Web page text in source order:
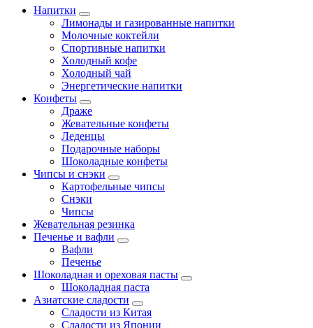
Напитки
Лимонады и газированные напитки
Молочные коктейли
Спортивные напитки
Холодный кофе
Холодный чай
Энергетические напитки
Конфеты
Драже
Жевательные конфеты
Леденцы
Подарочные наборы
Шоколадные конфеты
Чипсы и снэки
Картофельные чипсы
Снэки
Чипсы
Жевательная резинка
Печенье и вафли
Вафли
Печенье
Шоколадная и ореховая пасты
Шоколадная паста
Азиатские сладости
Сладости из Китая
Сладости из Японии